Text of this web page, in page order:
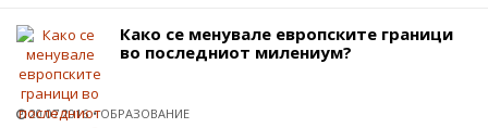
Како се менувале европските граници
во последниот милениум?
20.07.2016 ОБРАЗОВАНИЕ